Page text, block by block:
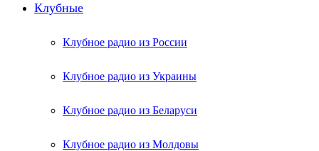
Клубные
Клубное радио из России
Клубное радио из Украины
Клубное радио из Беларуси
Клубное радио из Молдовы